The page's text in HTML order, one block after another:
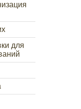
для